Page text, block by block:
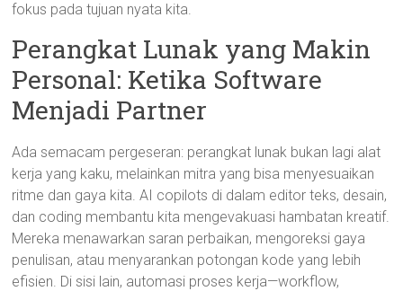
fokus pada tujuan nyata kita.
Perangkat Lunak yang Makin
Personal: Ketika Software
Menjadi Partner
Ada semacam pergeseran: perangkat lunak bukan lagi alat
kerja yang kaku, melainkan mitra yang bisa menyesuaikan
ritme dan gaya kita. AI copilots di dalam editor teks, desain,
dan coding membantu kita mengevakuasi hambatan kreatif.
Mereka menawarkan saran perbaikan, mengoreksi gaya
penulisan, atau menyarankan potongan kode yang lebih
efisien. Di sisi lain, automasi proses kerja—workflow,